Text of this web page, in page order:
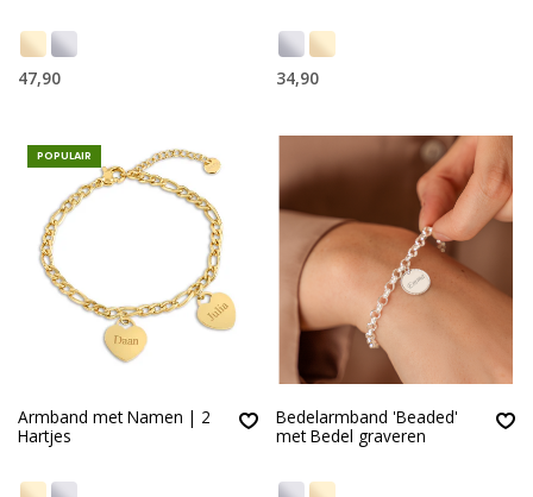
47,90 34,90
POPULAIR
Armband met Namen | 2
Hartjes
Bedelarmband 'Beaded'
met Bedel graveren